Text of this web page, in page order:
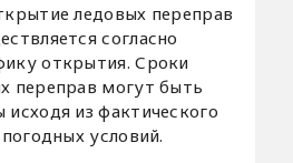
ледовых переправ
согласно
открытия. Сроки
переправ могут быть
из фактического
условий.